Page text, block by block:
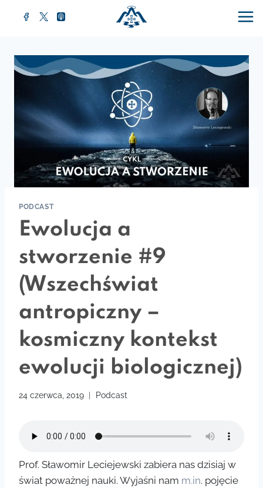
PODCAST
Ewolucja a
stworzenie #9
(Wszechświat
antropiczny –
kosmiczny kontekst
ewolucji biologicznej)
24 czerwca, 2019 Podcast
Prof. Sławomir Leciejewski zabiera nas dzisiaj w
świat poważnej nauki. Wyjaśni nam m.in. pojęcie